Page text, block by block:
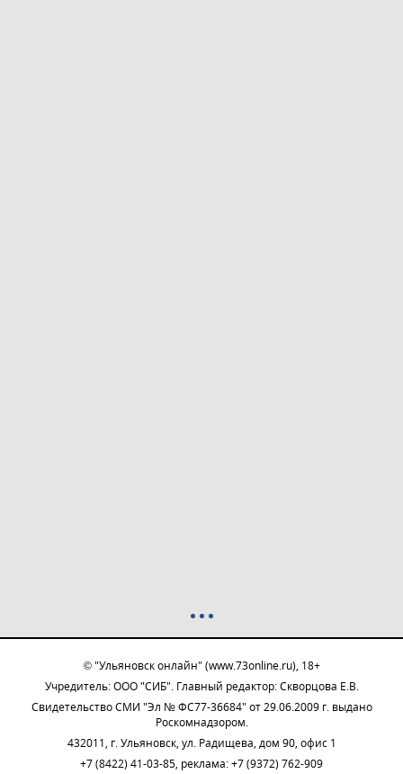
© "Ульяновск онлайн" (www.73online.ru), 18+
Учредитель: ООО "СИБ". Главный редактор: Скворцова Е.В.
Свидетельство СМИ "Эл № ФС77-36684" от 29.06.2009 г. выдано
Роскомнадзором.
432011, г. Ульяновск, ул. Радищева, дом 90, офис 1
+7 (8422) 41-03-85, реклама: +7 (9372) 762-909